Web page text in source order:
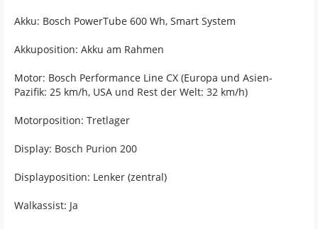
Akku: Bosch PowerTube 600 Wh, Smart System
Akkuposition: Akku am Rahmen
Motor: Bosch Performance Line CX (Europa und Asien-
Pazifik: 25 km/h, USA und Rest der Welt: 32 km/h)
Motorposition: Tretlager
Display: Bosch Purion 200
Displayposition: Lenker (zentral)
Walkassist: Ja